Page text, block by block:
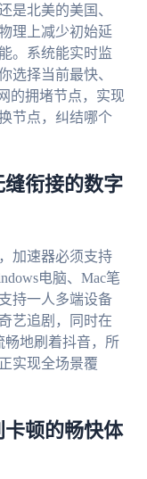
是北美的美国、
理上减少初始延
。系统能实时监
选择当前最快、
的拥堵节点，实现
节点，纠结哪个
衔接的数字
加速器必须支持
电脑、Mac笔
持一人多端设备
艺追剧，同时在
畅地刷着抖音，所
实现全场景覆
顿的畅快体